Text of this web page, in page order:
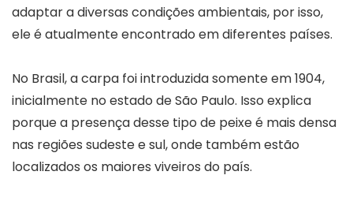
adaptar a diversas condições ambientais, por isso,
ele é atualmente encontrado em diferentes países.
No Brasil, a carpa foi introduzida somente em 1904,
inicialmente no estado de São Paulo. Isso explica
porque a presença desse tipo de peixe é mais densa
nas regiões sudeste e sul, onde também estão
localizados os maiores viveiros do país.